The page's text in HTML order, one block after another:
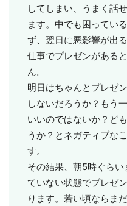
してしまい、うまく話
ます。中でも困ってい
ず、翌日に悪影響が出
仕事でプレゼンがある
ん。
明日はちゃんとプレゼ
しないだろうか？もう
いいのではないか？ど
うか？とネガティブな
す。
その結果、朝5時ぐら
ていない状態でプレゼ
ります。若い頃ならま